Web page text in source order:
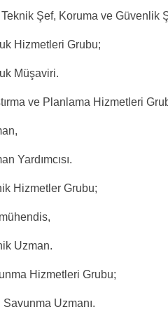
Şef, Koruma ve Güvenlik
Hizmetleri Grubu;
Müşaviri.
ve Planlama Hizmetleri
Yardımcısı.
Hizmetler Grubu;
Uzman.
Hizmetleri Grubu;
Uzmanı.